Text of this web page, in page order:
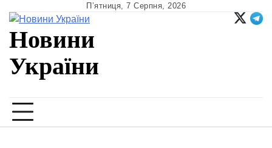
content
П’ятниця, 7 Серпня, 2026
Новини
України